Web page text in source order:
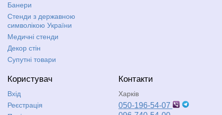
Банери
Стенди з державною
символікою України
Медичні стенди
Декор стін
Супутні товари
Користувач
Вхід
Реєстрація
Контакти
Харків
050-196-54-07